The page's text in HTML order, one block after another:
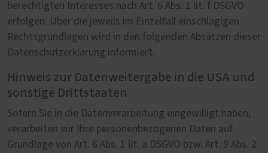
berechtigten Interesses nach Art. 6 Abs. 1 lit. f DSGVO
erfolgen. Über die jeweils im Einzelfall einschlägigen
Rechtsgrundlagen wird in den folgenden Absätzen dieser
Datenschutzerklärung informiert.
Hinweis zur Datenweitergabe in die USA und
sonstige Drittstaaten
Sofern Sie in die Datenverarbeitung eingewilligt haben,
verarbeiten wir Ihre personenbezogenen Daten auf
Grundlage von Art. 6 Abs. 1 lit. a DSGVO bzw. Art. 9 Abs. 2